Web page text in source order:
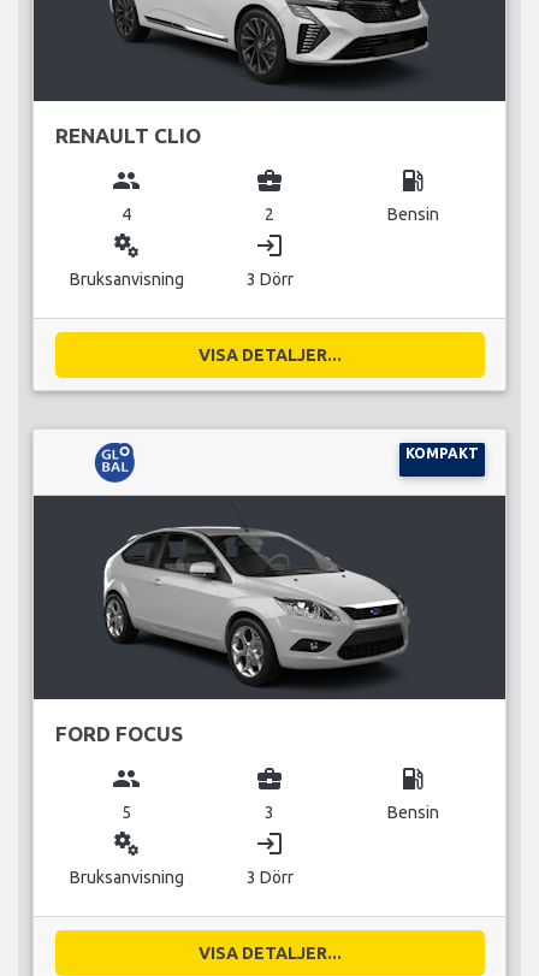
RENAULT CLIO
group
4
business_center
2
local_gas_station
Bensin
miscellaneous_services
Bruksanvisning
login
3 Dörr
VISA DETALJER...
KOMPAKT
FORD FOCUS
group
5
business_center
3
local_gas_station
Bensin
miscellaneous_services
Bruksanvisning
login
3 Dörr
VISA DETALJER...